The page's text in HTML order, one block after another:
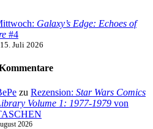
Galaxy’s Edge: Echoes of
#4
Juli 2026
zu Rezension: Star Wars Comics
Volume 1: 1977-1979 von
2026